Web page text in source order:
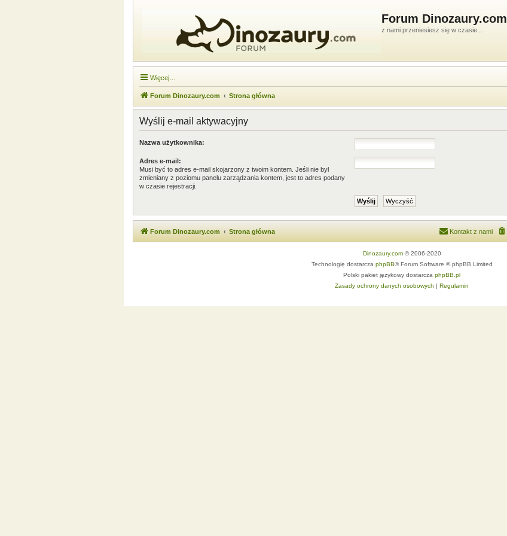
Forum Dinozaury.com
z nami przeniesiesz się w czasie...
Więcej…
Forum Dinozaury.com Strona główna
Wyślij e-mail aktywacyjny
Nazwa użytkownika:
Adres e-mail:
Musi być to adres e-mail skojarzony z twoim kontem. Jeśli nie był
zmieniany z poziomu panelu zarządzania kontem, jest to adres podany
w czasie rejestracji.
Forum Dinozaury.com Strona główna Kontakt z nami
Dinozaury.com© 2006-2020
Technologię dostarcza phpBB® Forum Software © phpBB Limited
Polski pakiet językowy dostarcza phpBB.pl
Zasady ochrony danych osobowych | Regulamin